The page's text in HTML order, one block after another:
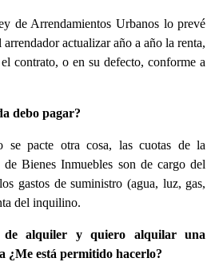
de Arrendamientos Urbanos lo prevé
actualizar año a año la renta,
contrato, o en su defecto, conforme a
debo pagar?
se pacte otra cosa, las cuotas de la
Bienes Inmuebles son de cargo del
gastos de suministro (agua, luz, gas,
del inquilino.
alquiler y quiero alquilar una
¿Me está permitido hacerlo?